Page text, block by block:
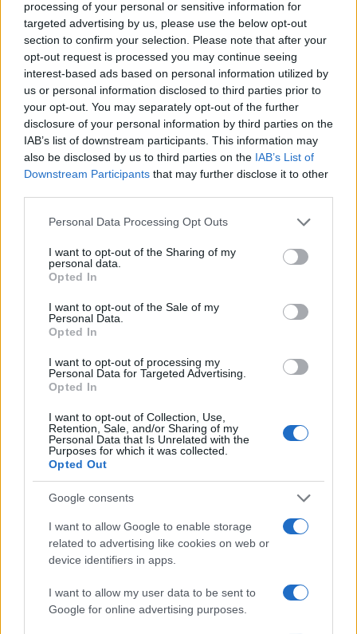
processing of your personal or sensitive information for
targeted advertising by us, please use the below opt-out
section to confirm your selection. Please note that after your
opt-out request is processed you may continue seeing
interest-based ads based on personal information utilized by
us or personal information disclosed to third parties prior to
your opt-out. You may separately opt-out of the further
disclosure of your personal information by third parties on the
IAB’s list of downstream participants. This information may
also be disclosed by us to third parties on the IAB’s List of
Downstream Participants that may further disclose it to other
Please note that this website/app uses one or more Google
not limited to your visit or usage behaviour. You may click to
grant or deny consent to Google and its third-party tags to
use your data for below specified purposes in below Google
consent section.
Personal Data Processing Opt Outs
I want to opt-out of the Sharing of my
personal data.
Opted In
I want to opt-out of the Sale of my
Personal Data.
Opted In
I want to opt-out of processing my
Personal Data for Targeted Advertising.
Opted In
I want to opt-out of Collection, Use,
Retention, Sale, and/or Sharing of my
Personal Data that Is Unrelated with the
Purposes for which it was collected.
Opted Out
Google consents
I want to allow Google to enable storage
related to advertising like cookies on web or
device identifiers in apps.
I want to allow my user data to be sent to
Google for online advertising purposes.
τηλεπικοινωνιακό πάροχο της Ευρώπης,μέσα
από επενδύσεις σε δίκτυα νέας γενιάς,
καινοτόμες υπηρεσίες και τεχνολογίες τεχνητής
νοημοσύνης.
ΔΙΑΦΗΜΙΣΗ
Αν τα χάσατε
Κυψέλη: «Δεν μπορώ να το
πιστέψω» – Σοκαρισμένο
το ζευγάρι Αμερικανών
26χρονο Αφγανό στη
Λέσβο
Δύο νεκροί σε τροχαίο
Σέρρες -